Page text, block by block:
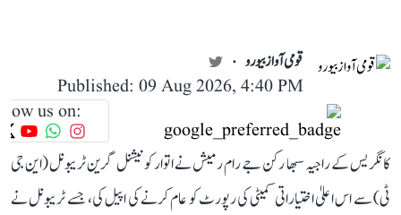
قومی آواز بیورو
Published: 09 Aug 2026, 4:40 PM
us on:
کانگریس کے راجیہ سبھا رکن جے رام رمیش نے اتوار کو نیشنل گرین ٹریبونل (این جی
ٹی) سے اس اعلیٰ اختیاراتی کمیٹی کی رپورٹ کو عام کرنے کی اپیل کی، جسے ٹریبونل نے